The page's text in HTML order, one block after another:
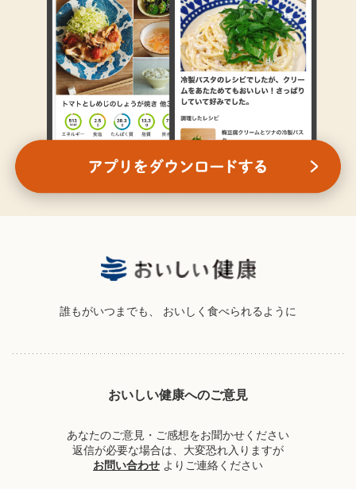
誰もがいつまでも、 おいしく食べられるように
おいしい健康へのご意見
あなたのご意見・ご感想をお聞かせください
返信が必要な場合は、大変恐れ入りますが
お問い合わせ よりご連絡ください